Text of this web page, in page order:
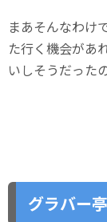
まあそんなわけ
た行く機会があ
いしそうだった
グラバー